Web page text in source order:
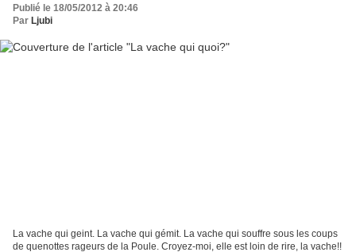
Publié le 18/05/2012 à 20:46
Par Ljubi
La vache qui geint. La vache qui gémit. La vache qui souffre sous les coups
de quenottes rageurs de la Poule. Croyez-moi, elle est loin de rire, la vache!!